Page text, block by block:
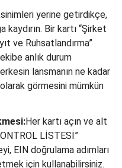
yerine getirdikçe,
kaydırın. Bir kartı “Şirket
ve Ruhsatlandırma”
anlık durum
lansmanın ne kadar
görmesini mümkün
Her kartı açın ve alt
LİSTESİ”
EIN doğrulama adımları
için kullanabilirsiniz.